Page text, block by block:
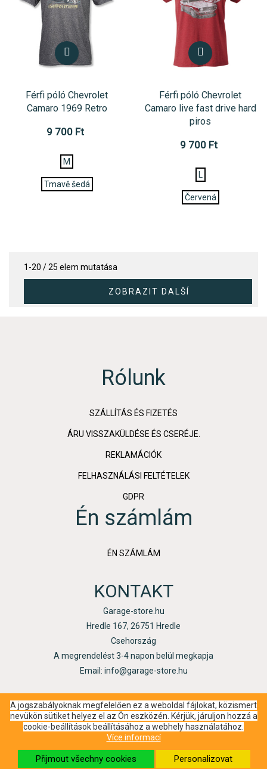
A jogszabályoknak megfelelően ez a weboldal fájlokat, közismert
nevükön sütiket helyez el az Ön eszközén. Kérjük, járuljon hozzá a
cookie-beállítások beállításához a webhely használatához.
Více informací
Přijmout všechny cookies Personalizovat
Férfi póló Chevrolet
Camaro 1969 Retro
9 700 Ft
M
Tmavě šedá
Férfi póló Chevrolet
Camaro live fast drive hard
piros
9 700 Ft
L
Červená
1-20 / 25 elem mutatása
Rólunk
SZÁLLÍTÁS ÉS FIZETÉS
ÁRU VISSZAKÜLDÉSE ÉS CSERÉJE.
REKLAMÁCIÓK
FELHASZNÁLÁSI FELTÉTELEK
GDPR
Én számlám
ÉN SZÁMLÁM
KONTAKT
Garage-store.hu
Hredle 167, 26751 Hredle
Csehország
A megrendelést 3-4 napon belül megkapja
Email: info@garage-store.hu